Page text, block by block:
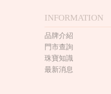
INFORMATION
品牌介紹
門市查詢
珠寶知識
最新消息